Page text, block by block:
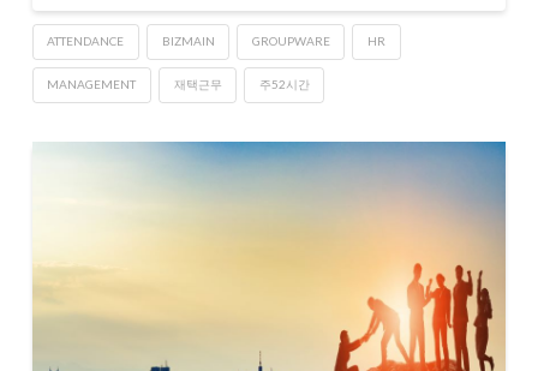
ATTENDANCE BIZMAIN GROUPWARE HR
MANAGEMENT 재택근무 주52시간